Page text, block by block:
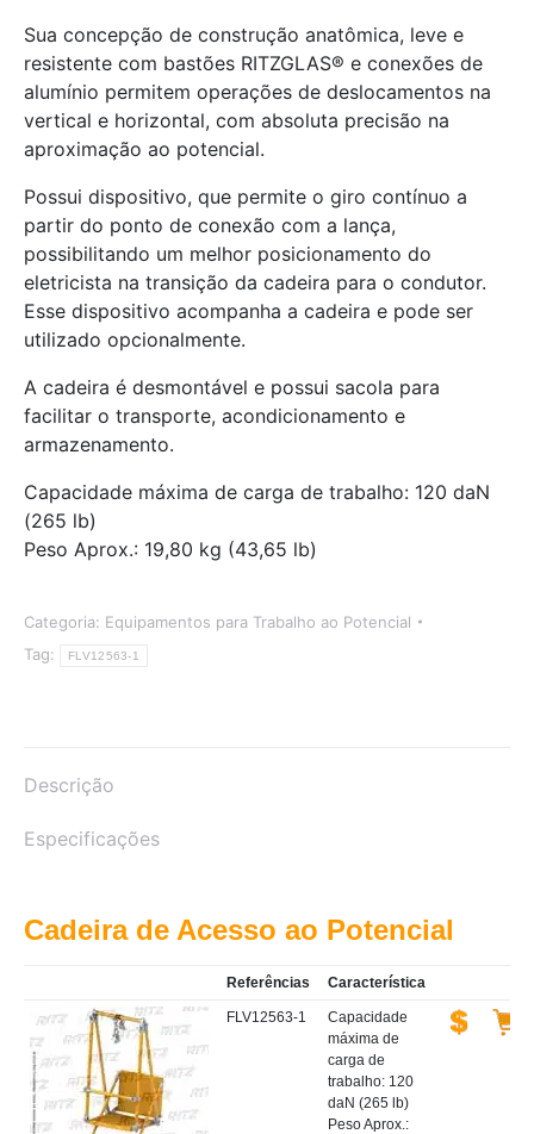
Sua concepção de construção anatômica, leve e
resistente com bastões RITZGLAS® e conexões de
alumínio permitem operações de deslocamentos na
vertical e horizontal, com absoluta precisão na
aproximação ao potencial.
Possui dispositivo, que permite o giro contínuo a
partir do ponto de conexão com a lança,
possibilitando um melhor posicionamento do
eletricista na transição da cadeira para o condutor.
Esse dispositivo acompanha a cadeira e pode ser
utilizado opcionalmente.
A cadeira é desmontável e possui sacola para
facilitar o transporte, acondicionamento e
armazenamento.
Capacidade máxima de carga de trabalho: 120 daN
(265 lb)
Peso Aprox.: 19,80 kg (43,65 lb)
Categoria: Equipamentos para Trabalho ao Potencial
Tag:
FLV12563-1
Descrição
Especificações
Cadeira de Acesso ao Potencial
Referências Característica
FLV12563-1
Capacidade
máxima de
carga de
trabalho: 120
daN (265 lb)
Peso Aprox.: